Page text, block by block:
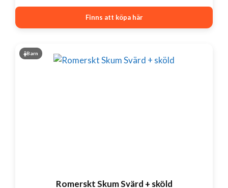
Finns att köpa här
Barn
Romerskt Skum Svärd + sköld